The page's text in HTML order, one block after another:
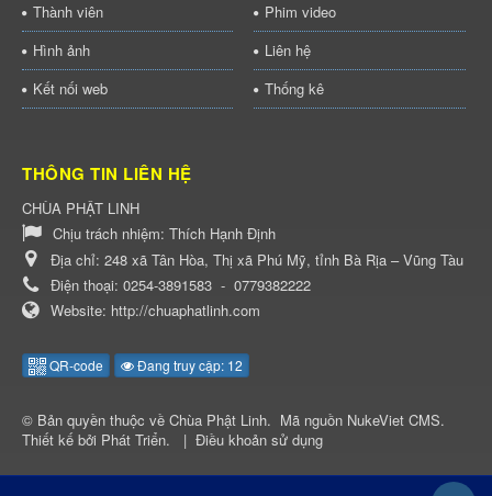
Thành viên
Phim video
Hình ảnh
Liên hệ
Kết nối web
Thống kê
THÔNG TIN LIÊN HỆ
CHÙA PHẬT LINH
Chịu trách nhiệm: Thích Hạnh Định
Địa chỉ: 248 xã Tân Hòa, Thị xã Phú Mỹ, tỉnh Bà Rịa – Vũng Tàu
Điện thoại: 0254-3891583 - 0779382222
Website: http://chuaphatlinh.com
QR-code Đang truy cập: 12
© Bản quyền thuộc về Chùa Phật Linh. Mã nguồn NukeViet CMS.
Thiết kế bởi Phát Triển. | Điều khoản sử dụng